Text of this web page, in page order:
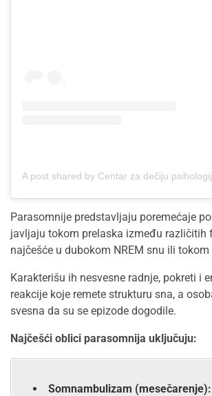
Parasomnije predstavljaju poremećaje
javljaju tokom prelaska između različitih
najčešće u dubokom NREM snu ili tokom
Karakterišu ih nesvesne radnje, pokreti i
reakcije koje remete strukturu sna, a
svesna da su se epizode dogodile.
Najčešći oblici parasomnija uključuju:
Somnambulizam (mesečarenje):